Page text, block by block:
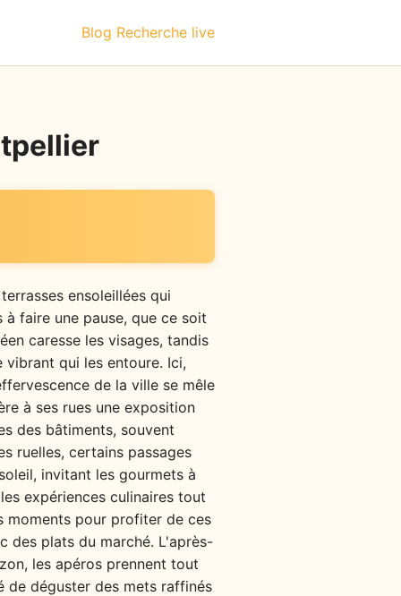
Blog Recherche live
ensoleillées qui
faire une pause, que ce soit
caresse les visages, tandis
qui les entoure. Ici,
de la ville se mêle
à ses rues une exposition
des bâtiments, souvent
ruelles, certains passages
invitant les gourmets à
expériences culinaires tout
moments pour profiter de ces
des plats du marché. L'après-
les apéros prennent tout
de déguster des mets raffinés